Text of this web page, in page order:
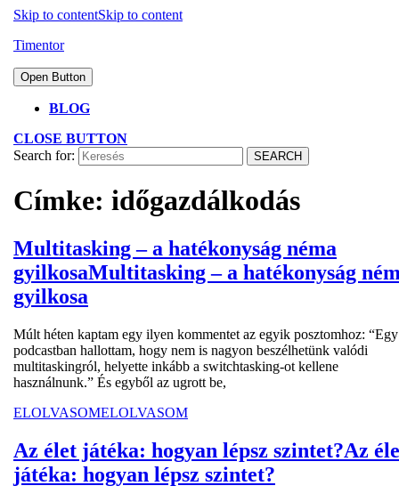
Skip to contentSkip to content
Timentor
Open Button
BLOG
CLOSE BUTTON
Search for:
Címke: időgazdálkodás
Multitasking – a hatékonyság néma
gyilkosaMultitasking – a hatékonyság
gyilkosa
Múlt héten kaptam egy ilyen kommentet az egyik posztomhoz: “Egy
podcastban hallottam, hogy nem is nagyon beszélhetünk valódi
multitaskingról, helyette inkább a switchtasking-ot kellene
használnunk.” És egyből az ugrott be,
ELOLVASOMELOLVASOM
Az élet játéka: hogyan lépsz szintet?Az
játéka: hogyan lépsz szintet?